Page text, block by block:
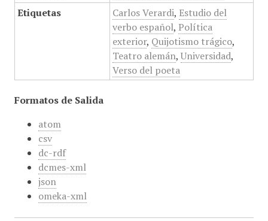
Etiquetas
Carlos Verardi, Estudio del
verbo español, Política
exterior, Quijotismo trágico,
Teatro alemán, Universidad,
Verso del poeta
Formatos de Salida
atom
csv
dc-rdf
dcmes-xml
json
omeka-xml